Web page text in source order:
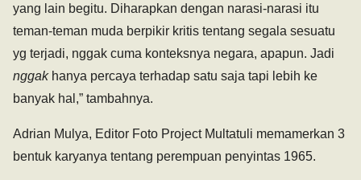
yang lain begitu. Diharapkan dengan narasi-narasi itu
teman-teman muda berpikir kritis tentang segala sesuatu
yg terjadi, nggak cuma konteksnya negara, apapun. Jadi
nggak hanya percaya terhadap satu saja tapi lebih ke
banyak hal,” tambahnya.
Adrian Mulya, Editor Foto Project Multatuli memamerkan 3
bentuk karyanya tentang perempuan penyintas 1965.